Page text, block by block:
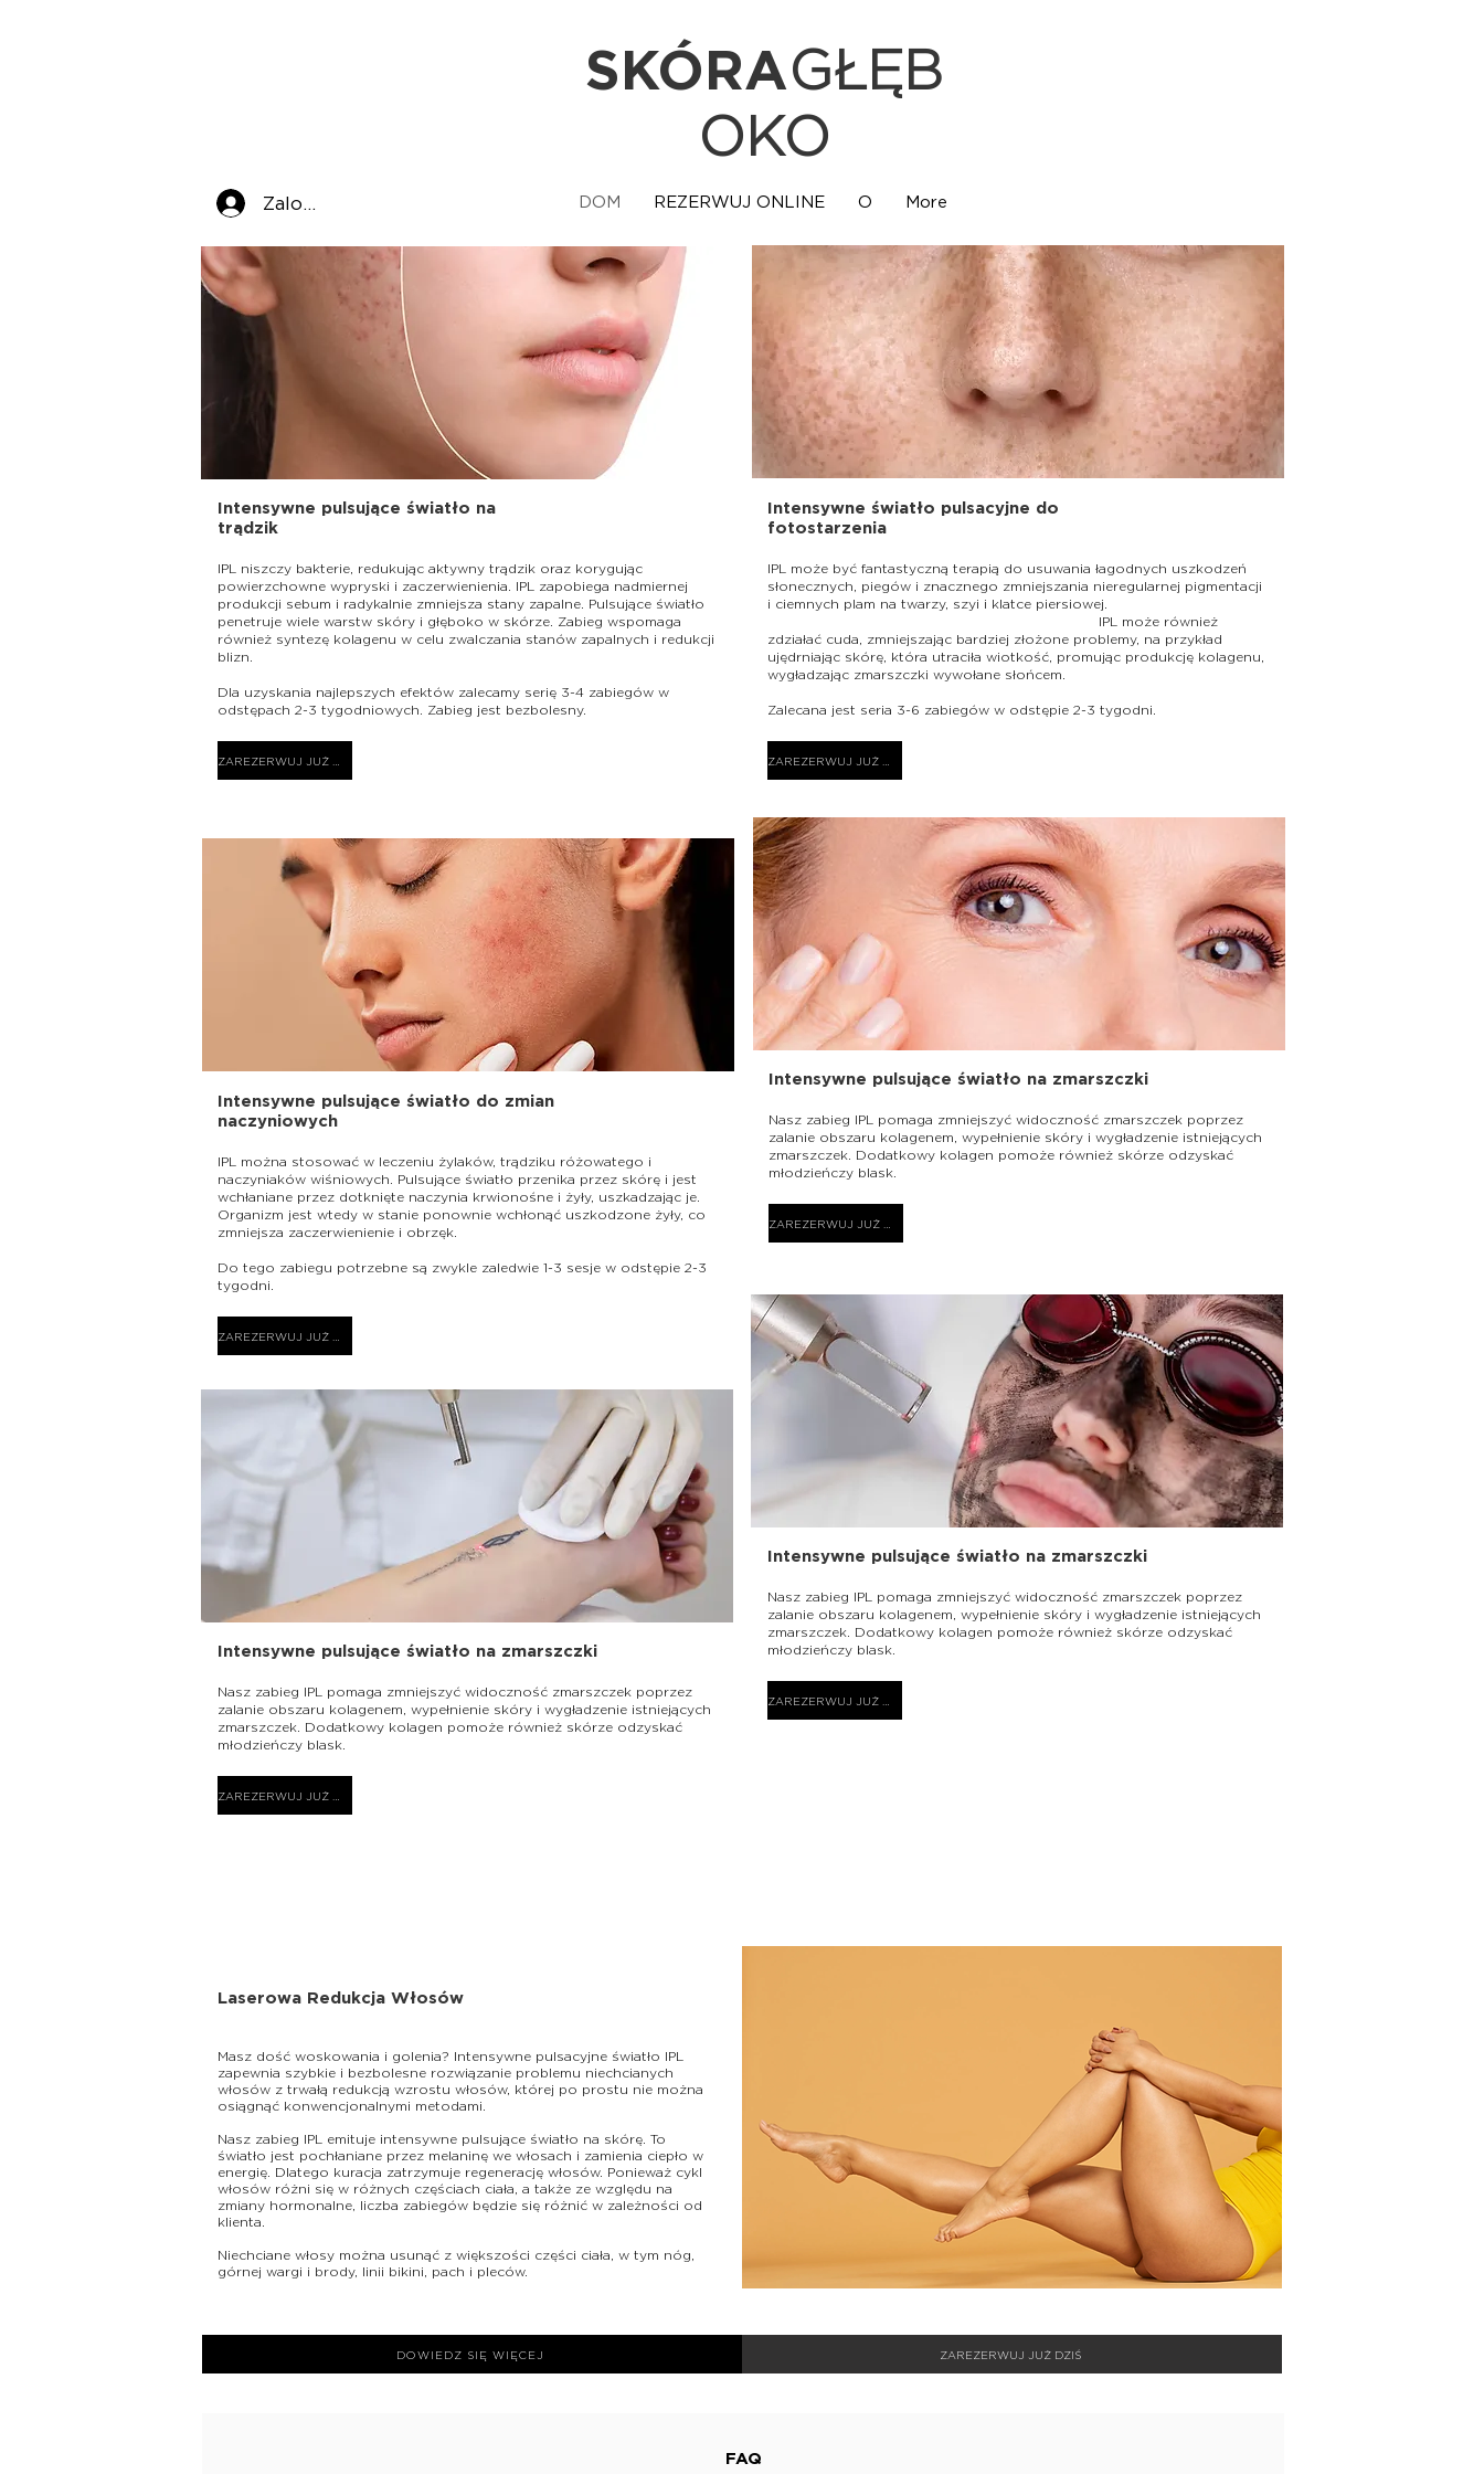
SKÓRAGŁĘB
OKO
Zaloguj się DOM REZERWUJ ONLINE O More
Intensywne pulsujące światło na
trądzik
IPL niszczy bakterie, redukując aktywny trądzik oraz korygując
powierzchowne wypryski i zaczerwienienia​. IPL zapobiega nadmiernej
produkcji sebum i radykalnie zmniejsza stany zapalne. Pulsujące światło
penetruje wiele warstw skóry i głęboko w skórze. Zabieg wspomaga
również syntezę kolagenu w celu zwalczania stanów zapalnych i redukcji
blizn.
Dla uzyskania najlepszych efektów zalecamy serię 3-4 zabiegów w
odstępach 2-3 tygodniowych. Zabieg jest bezbolesny.
Intensywne światło pulsacyjne do
fotostarzenia
IPL może być fantastyczną terapią do usuwania łagodnych uszkodzeń
słonecznych, piegów i znacznego zmniejszania nieregularnej pigmentacji
i ciemnych plam na twarzy, szyi i klatce piersiowej.
IPL może również
zdziałać cuda, zmniejszając bardziej złożone problemy, na przykład
ujędrniając skórę, która utraciła wiotkość, promując produkcję kolagenu,
wygładzając zmarszczki wywołane słońcem.
Zalecana jest seria 3-6 zabiegów w odstępie 2-3 tygodni.
Intensywne pulsujące światło do zmian
naczyniowych
IPL można stosować w leczeniu żylaków, trądziku różowatego i
naczyniaków wiśniowych. Pulsujące światło przenika przez skórę i jest
wchłaniane przez dotknięte naczynia krwionośne i żyły, uszkadzając je.
Organizm jest wtedy w stanie ponownie wchłonąć uszkodzone żyły, co
zmniejsza zaczerwienienie i obrzęk.
Do tego zabiegu potrzebne są zwykle zaledwie 1-3 sesje w odstępie 2-3
tygodni.
Intensywne pulsujące światło na zmarszczki
Nasz zabieg IPL pomaga zmniejszyć widoczność zmarszczek poprzez
zalanie obszaru kolagenem, wypełnienie skóry i wygładzenie istniejących
zmarszczek. Dodatkowy kolagen pomoże również skórze odzyskać
młodzieńczy blask.
Intensywne pulsujące światło na zmarszczki
Nasz zabieg IPL pomaga zmniejszyć widoczność zmarszczek poprzez
zalanie obszaru kolagenem, wypełnienie skóry i wygładzenie istniejących
zmarszczek. Dodatkowy kolagen pomoże również skórze odzyskać
młodzieńczy blask.
Intensywne pulsujące światło na zmarszczki
Nasz zabieg IPL pomaga zmniejszyć widoczność zmarszczek poprzez
zalanie obszaru kolagenem, wypełnienie skóry i wygładzenie istniejących
zmarszczek. Dodatkowy kolagen pomoże również skórze odzyskać
młodzieńczy blask.
Laserowa Redukcja Włosów
Masz dość woskowania i golenia? Intensywne pulsacyjne światło IPL
zapewnia szybkie i bezbolesne rozwiązanie problemu niechcianych
włosów z trwałą redukcją wzrostu włosów, której po prostu nie można
osiągnąć konwencjonalnymi metodami.
Nasz zabieg IPL emituje intensywne pulsujące światło na skórę. To
światło jest pochłaniane przez melaninę we włosach i zamienia ciepło w
energię. Dlatego kuracja zatrzymuje regenerację włosów. Ponieważ cykl
włosów różni się w różnych częściach ciała, a także ze względu na
zmiany hormonalne, liczba zabiegów będzie się różnić w zależności od
klienta.
Niechciane włosy można usunąć z większości części ciała, w tym nóg,
górnej wargi i brody, linii bikini, pach i pleców.
DOWIEDZ SIĘ WIĘCEJ ZAREZERWUJ JUŻ DZIŚ
FAQ